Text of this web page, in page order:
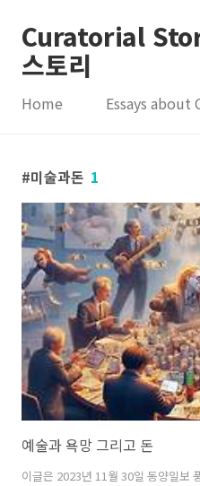
Curatorial
스토리
Home Essays
미술과돈 1
예술과 욕망 그리고 돈
이글은 2023년 11월 30일 동양일보